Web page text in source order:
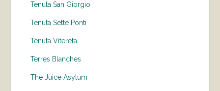
Tenuta San Giorgio
Tenuta Sette Ponti
Tenuta Vitereta
Terres Blanches
The Juice Asylum